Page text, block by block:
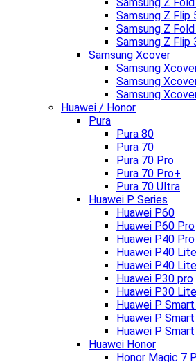
Samsung Z Flip
Samsung Z
Samsung Z Flip
Samsung Xcover
Samsung
Samsung
Samsung
Huawei / Honor
Pura
Pura 80
Pura 70
Pura 70 Pro
Pura 70 Pro+
Pura 70 Ultra
Huawei P Series
Huawei P60
Huawei P60 Pro
Huawei P40 Pro
Huawei P40 Lite
Huawei P40
Huawei P30 pro
Huawei P30 Lite
Huawei P
Huawei P
Huawei P
Huawei Honor
Honor Magic 7